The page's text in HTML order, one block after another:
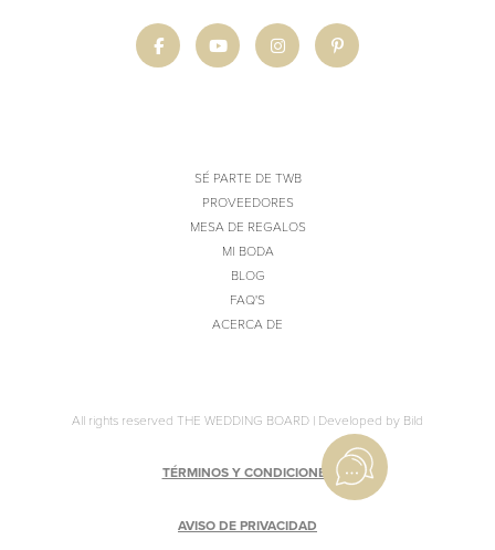
SÉ PARTE DE TWB
PROVEEDORES
MESA DE REGALOS
MI BODA
BLOG
FAQ'S
ACERCA DE
All rights reserved THE WEDDING BOARD | Developed by Bild
TÉRMINOS Y CONDICIONES
AVISO DE PRIVACIDAD